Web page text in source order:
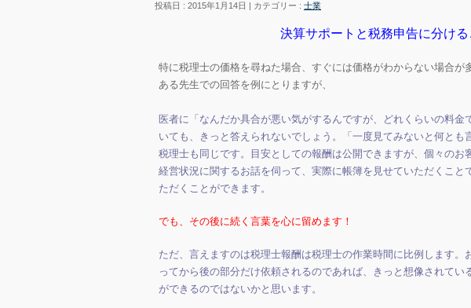
投稿日 : 2015年1月14日 | カテゴリー : 士業
決算サポートと税務申告に分け
特に税理士の価格を尋ねた場合、すぐには価格がわからない場合が
ある先生での回答を例にとりますが、
医者に「なんだか具合が悪い気がするんですが、どれくらいの料金
いても、
きっと答えられないでしょう。「一度見てみないと何とも
税理士も同じです。目安としての報酬は公開できますが、個々のお
経営状況に関するお話を伺って、実際に帳簿を見せていただくこと
ただくことができます。
でも、その後に続く言葉を心に留めます！
ただ、言えますのは税理士報酬は税理士の作業時間に比例します。
ってから後の部分だけ依頼されるのであれば、きっと想像されてい
ができるのではないかと思います。